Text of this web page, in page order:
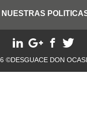
NUESTRAS
©DESGUACE DON